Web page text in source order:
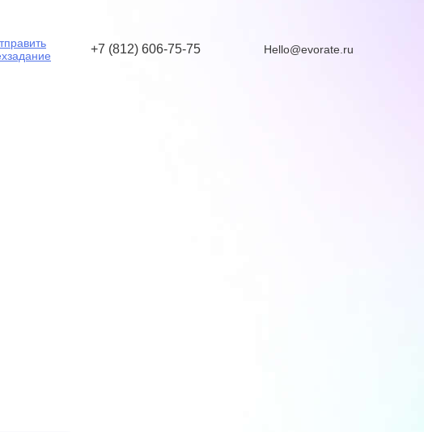
+7 (812) 606-75-75 Hello@evorate.ru